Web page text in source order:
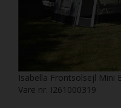
Isabella Frontsolsejl Mini
Vare nr. I261000319